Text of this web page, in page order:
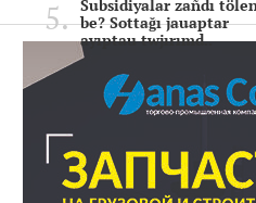
Subsidiyalar zañdı
be? Sottağı jauaptar
ayıptau twjırımd..